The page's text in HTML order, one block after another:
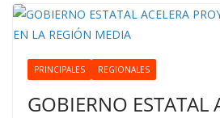
PRINCIPALES REGIONALES
GOBIERNO ESTATAL